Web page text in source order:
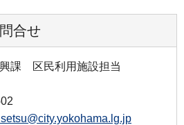
合せ
課 区民利用施設担当